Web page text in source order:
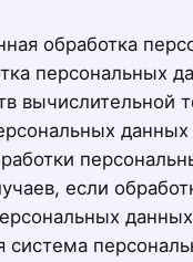
обработка
персональных
вычислительной
если
система